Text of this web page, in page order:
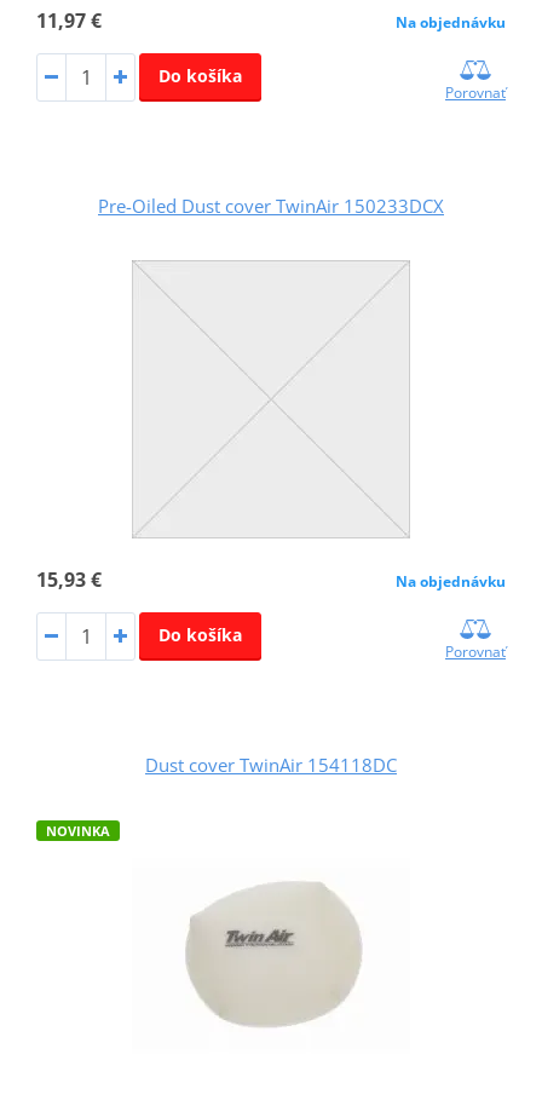
11,97 € Na objednávku
Do košíka
Porovnať
Pre-Oiled Dust cover TwinAir 150233DCX
15,93 € Na objednávku
Do košíka
Porovnať
Dust cover TwinAir 154118DC
NOVINKA